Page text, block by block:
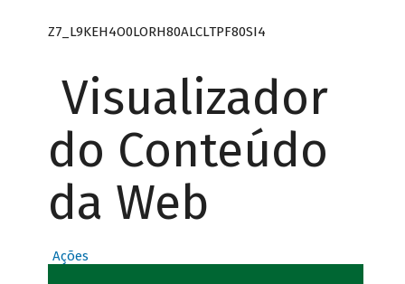
Z7_L9KEH4O0LORH80ALCLTPF80SI4
Visualizador
do Conteúdo
da Web
Ações